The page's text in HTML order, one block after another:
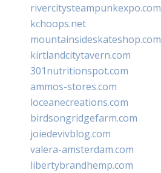
rivercitysteampunkexpo.com
kchoops.net
mountainsideskateshop.com
kirtlandcitytavern.com
301nutritionspot.com
ammos-stores.com
loceanecreations.com
birdsongridgefarm.com
joiedevivblog.com
valera-amsterdam.com
libertybrandhemp.com